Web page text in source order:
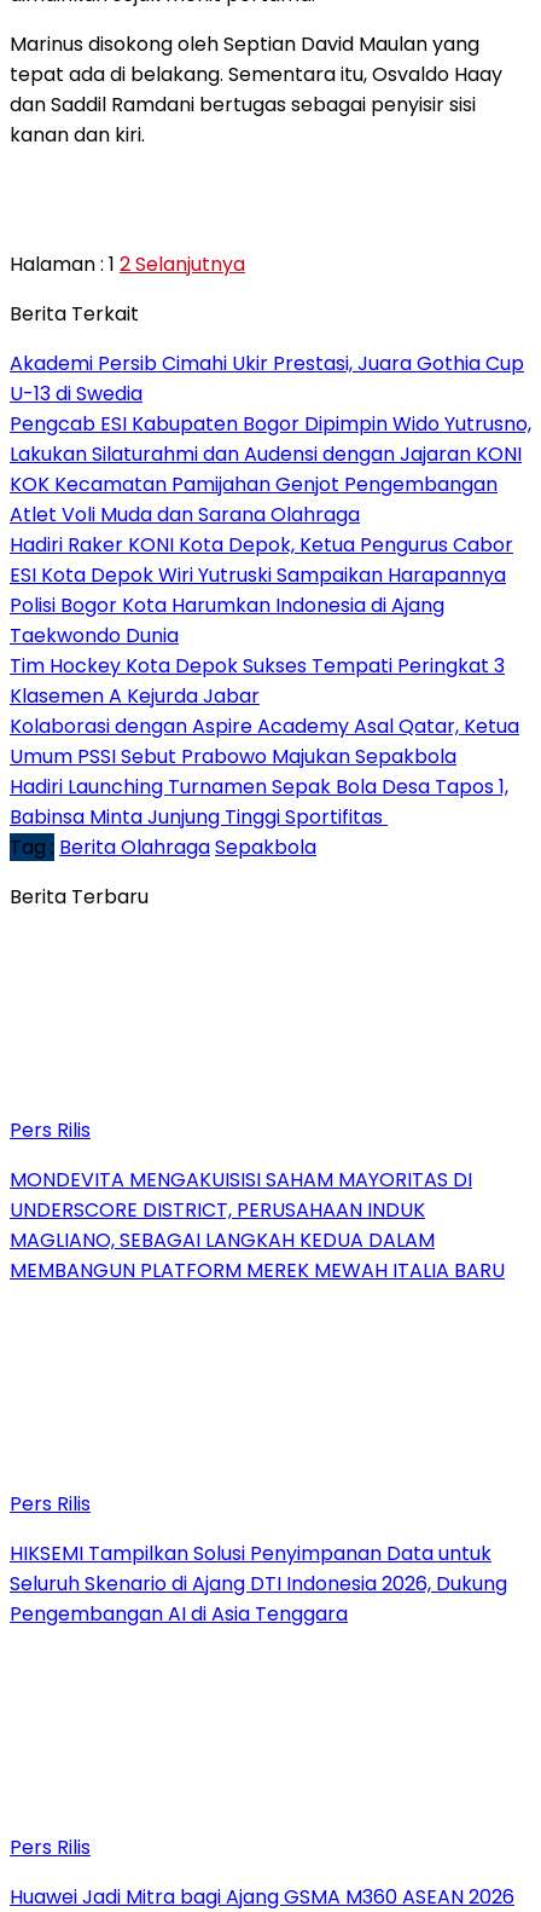
Marinus disokong oleh Septian David Maulan yang
tepat ada di belakang. Sementara itu, Osvaldo Haay
dan Saddil Ramdani bertugas sebagai penyisir sisi
kanan dan kiri.
Halaman : 1 2Selanjutnya
Berita Terkait
Akademi Persib Cimahi Ukir Prestasi, Juara Gothia Cup
U-13 di Swedia
Pengcab ESI Kabupaten Bogor Dipimpin Wido Yutrusno,
Lakukan Silaturahmi dan Audensi dengan Jajaran KONI
KOK Kecamatan Pamijahan Genjot Pengembangan
Atlet Voli Muda dan Sarana Olahraga
Hadiri Raker KONI Kota Depok, Ketua Pengurus Cabor
ESI Kota Depok Wiri Yutruski Sampaikan Harapannya
Polisi Bogor Kota Harumkan Indonesia di Ajang
Taekwondo Dunia
Tim Hockey Kota Depok Sukses Tempati Peringkat 3
Klasemen A Kejurda Jabar
Kolaborasi dengan Aspire Academy Asal Qatar, Ketua
Umum PSSI Sebut Prabowo Majukan Sepakbola
Hadiri Launching Turnamen Sepak Bola Desa Tapos 1,
Babinsa Minta Junjung Tinggi Sportifitas
Tag : Berita OlahragaSepakbola
Berita Terbaru
Pers Rilis
MONDEVITA MENGAKUISISI SAHAM MAYORITAS DI
UNDERSCORE DISTRICT, PERUSAHAAN INDUK
MAGLIANO, SEBAGAI LANGKAH KEDUA DALAM
MEMBANGUN PLATFORM MEREK MEWAH ITALIA BARU
Pers Rilis
HIKSEMI Tampilkan Solusi Penyimpanan Data untuk
Seluruh Skenario di Ajang DTI Indonesia 2026, Dukung
Pengembangan AI di Asia Tenggara
Pers Rilis
Huawei Jadi Mitra bagi Ajang GSMA M360 ASEAN 2026